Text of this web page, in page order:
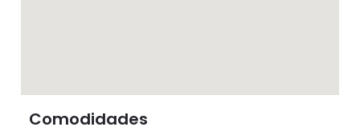
Comodidades